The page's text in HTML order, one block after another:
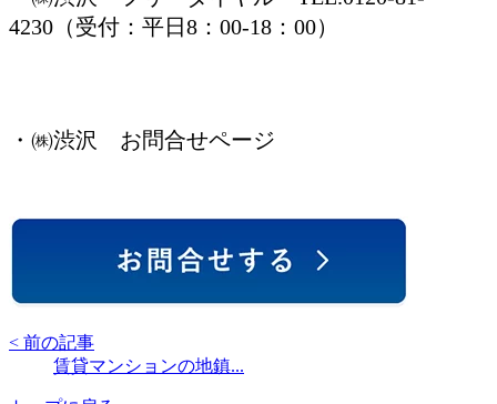
4230（受付：平日8：00-18：00）
・㈱渋沢 お問合せページ
< 前の記事
賃貸マンションの地鎮...